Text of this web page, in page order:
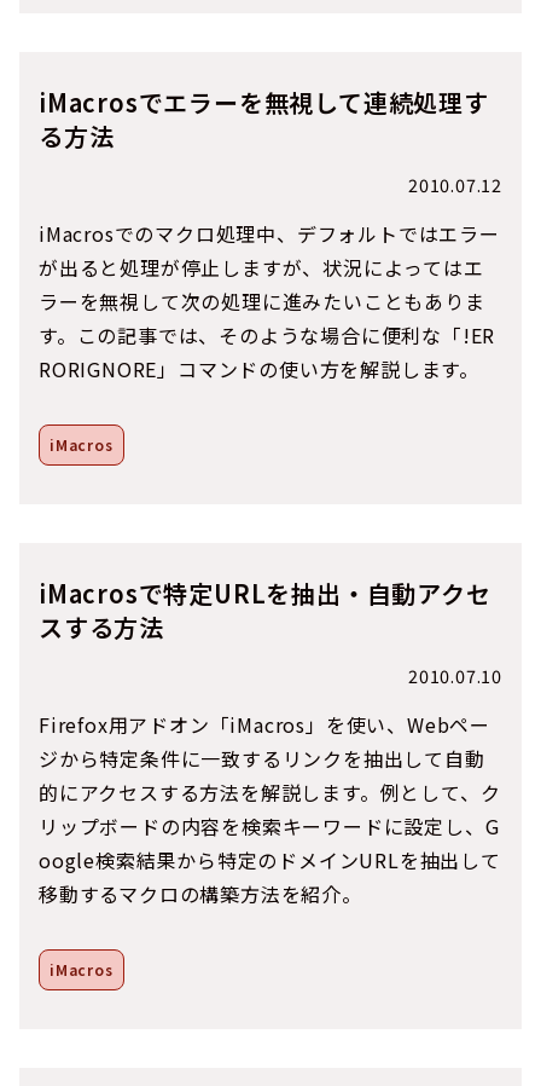
iMacrosでエラーを無視して連続処理す
る方法
2010.07.12
iMacrosでのマクロ処理中、デフォルトではエラー
が出ると処理が停止しますが、状況によってはエ
ラーを無視して次の処理に進みたいこともありま
す。この記事では、そのような場合に便利な「!ER
RORIGNORE」コマンドの使い方を解説します。
iMacros
iMacrosで特定URLを抽出・自動アクセ
スする方法
2010.07.10
Firefox用アドオン「iMacros」を使い、Webペー
ジから特定条件に一致するリンクを抽出して自動
的にアクセスする方法を解説します。例として、ク
リップボードの内容を検索キーワードに設定し、G
oogle検索結果から特定のドメインURLを抽出して
移動するマクロの構築方法を紹介。
iMacros